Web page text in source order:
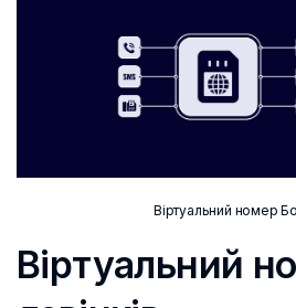
Віртуальний номер
Віртуальний